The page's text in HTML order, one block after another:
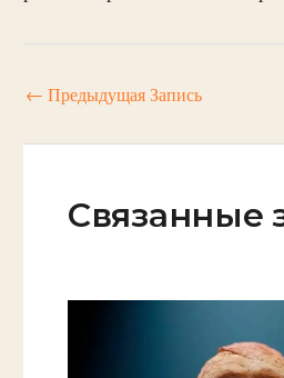
← Предыдущая Запись
Связанные